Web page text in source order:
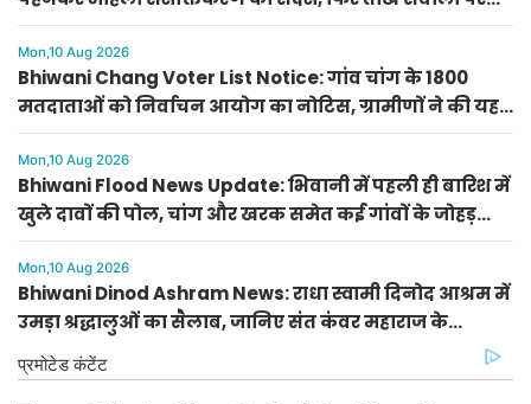
चुप हुईं अर्चना गुप्ता
Mon,10 Aug 2026
Bhiwani Chang Voter List Notice: गांव चांग के 1800
मतदाताओं को निर्वाचन आयोग का नोटिस, ग्रामीणों ने की यह
बड़ी मांग
Mon,10 Aug 2026
Bhiwani Flood News Update: भिवानी में पहली ही बारिश में
खुले दावों की पोल, चांग और खरक समेत कई गांवों के जोहड़
ओवरफ्लो
Mon,10 Aug 2026
Bhiwani Dinod Ashram News: राधा स्वामी दिनोद आश्रम में
उमड़ा श्रद्धालुओं का सैलाब, जानिए संत कंवर महाराज के
अनमोल विचार